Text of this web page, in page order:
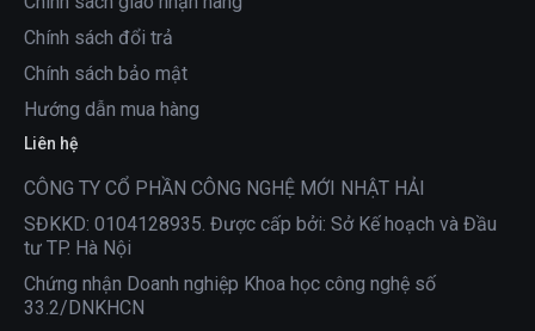
Chính sách đổi trả
Chính sách bảo mật
Hướng dẫn mua hàng
Liên hệ
CÔNG TY CỔ PHẦN CÔNG NGHỆ MỚI NHẬT HẢI
SĐKKD: 0104128935. Được cấp bởi: Sở Kế hoạch và Đầu
tư TP. Hà Nội
Chứng nhận Doanh nghiệp Khoa học công nghệ số
33.2/DNKHCN